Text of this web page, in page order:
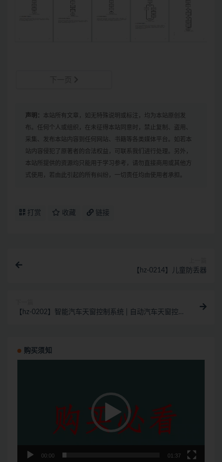
声明： 本站所有文章，如无特殊说明或标注，均为本站原创发
布。任何个人或组织，在未征得本站同意时，禁止复制、盗用、
采集、发布本站内容到任何网站、书籍等各类媒体平台。如若本
站内容侵犯了原著者的合法权益，可联系我们进行处理。另外，
本站所提供的资源均只能用于学习参考，请勿直接商用或其他方
式使用，若由此引起的所有纠纷，一切责任均由使用者承担。
打赏 收藏 链接
【hz-0214】儿童防丢器
【hz-0202】智能汽车天窗控制系统 | 自动汽车天窗控
购买须知
00:00 01:37